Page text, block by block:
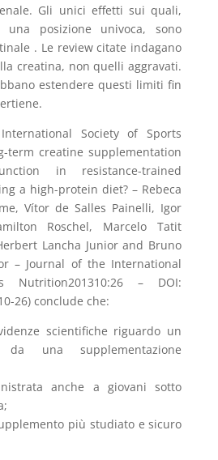
Gli unici effetti sui quali,
una posizione univoca, sono
. Le review citate indagano
creatina, non quelli aggravati.
estendere questi limiti fin
Society of Sports
term creatine supplementation
in resistance-trained
a high-protein diet? – Rebeca
Vítor de Salles Painelli, Igor
Roschel, Marcelo Tatit
Lancha Junior and Bruno
– Journal of the International
Nutrition201310:26 – DOI:
26) conclude che:
scientifiche riguardo un
una supplementazione
anche a giovani sotto
più studiato e sicuro